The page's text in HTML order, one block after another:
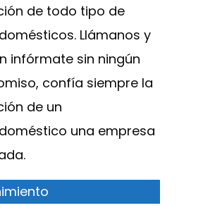
de todo tipo de
Llámanos y
infórmate sin ningún
confía siempre la
de un
una empresa